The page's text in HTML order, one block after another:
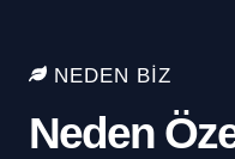
NEDEN BİZ
Neden